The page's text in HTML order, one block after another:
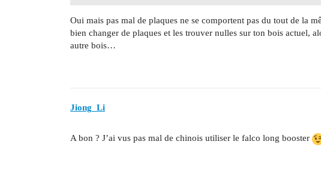
Oui mais pas mal de plaques ne se comportent pas du tout de la
bien changer de plaques et les trouver nulles sur ton bois actuel,
autre bois…
Jiong_Li
A bon ? J’ai vus pas mal de chinois utiliser le falco long booster